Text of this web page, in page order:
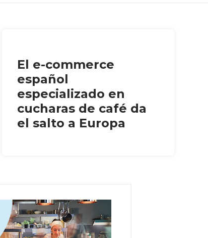
El e-commerce
español
especializado en
cucharas de café da
el salto a Europa